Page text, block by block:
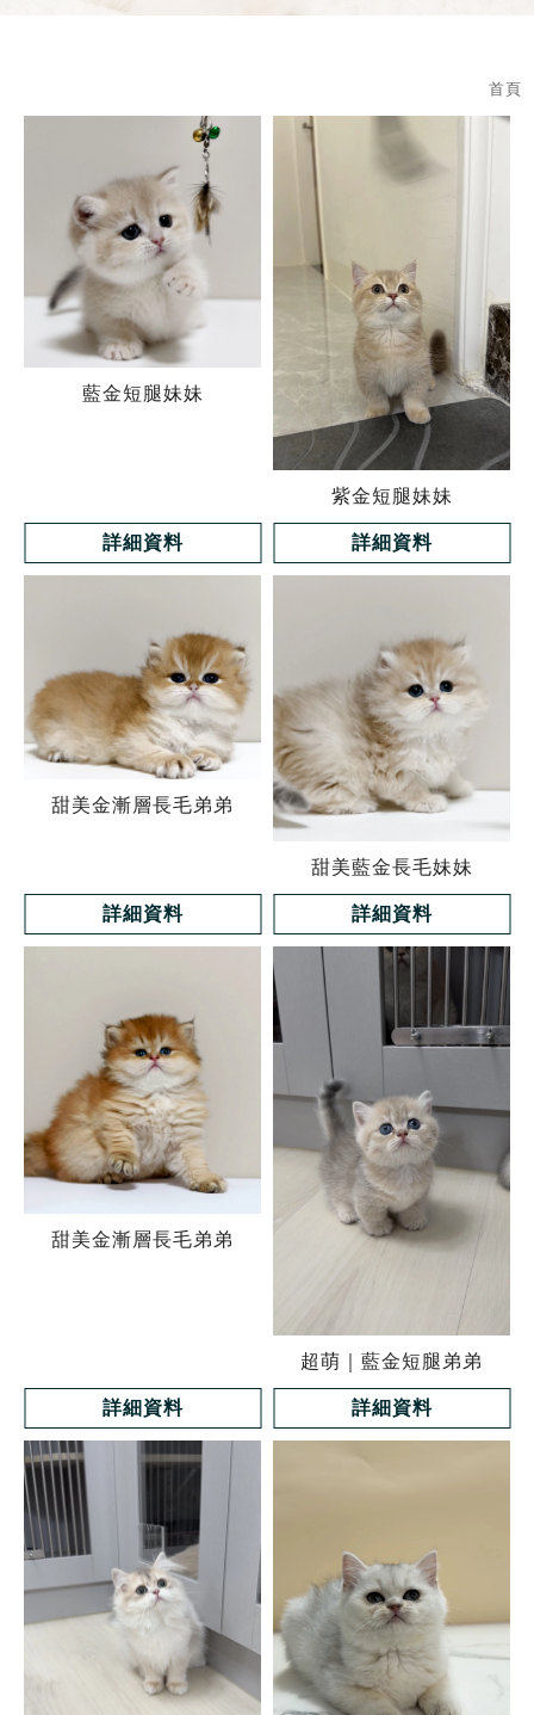
首頁
藍金短腿妹妹
詳細資料
紫金短腿妹妹
詳細資料
甜美金漸層長毛弟弟
詳細資料
甜美藍金長毛妹妹
詳細資料
甜美金漸層長毛弟弟
詳細資料
超萌｜藍金短腿弟弟
詳細資料